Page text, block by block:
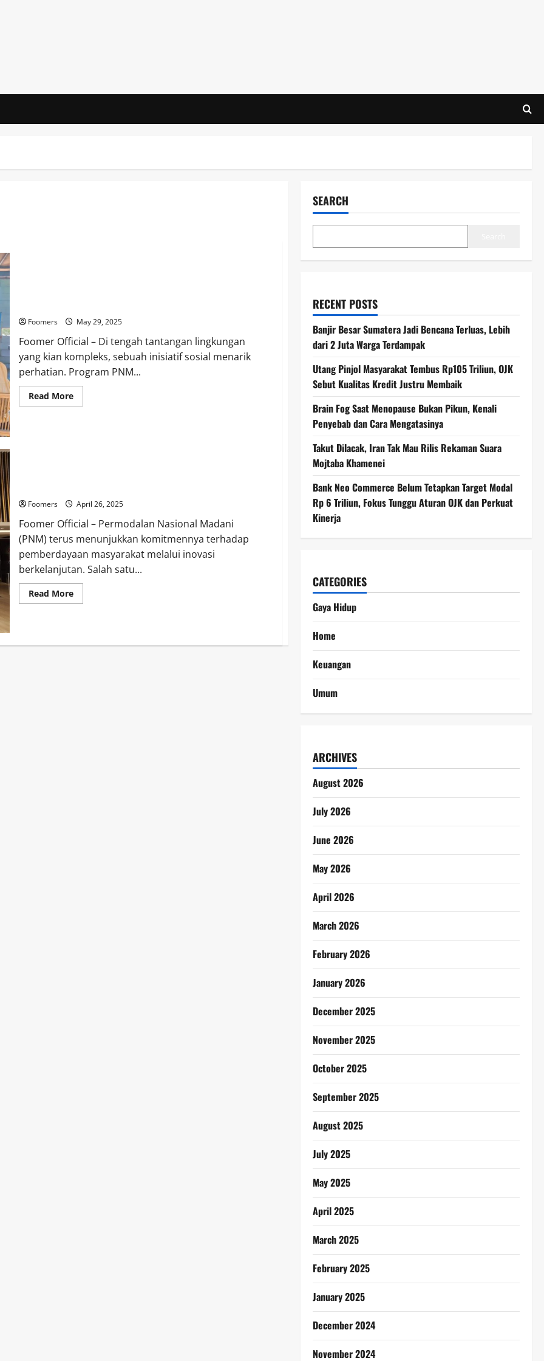
Foomers May 29, 2025
Foomer Official – Di tengah tantangan lingkungan
yang kian kompleks, sebuah inisiatif sosial menarik
perhatian. Program PNM...
Read MoreRead
more
Foomers April 26, 2025
Foomer Official – Permodalan Nasional Madani
(PNM) terus menunjukkan komitmennya terhadap
pemberdayaan masyarakat melalui inovasi
berkelanjutan. Salah satu...
Read MoreRead
more
Pintar,
SEARCH
RECENT POSTS
Banjir Besar Sumatera Jadi Bencana Terluas, Lebih
dari 2 Juta Warga Terdampak
Utang Pinjol Masyarakat Tembus Rp105 Triliun, OJK
Sebut Kualitas Kredit Justru Membaik
Brain Fog Saat Menopause Bukan Pikun, Kenali
Penyebab dan Cara Mengatasinya
Takut Dilacak, Iran Tak Mau Rilis Rekaman Suara
Mojtaba Khamenei
Bank Neo Commerce Belum Tetapkan Target Modal
Rp 6 Triliun, Fokus Tunggu Aturan OJK dan Perkuat
Kinerja
CATEGORIES
Gaya Hidup
Home
Keuangan
Umum
ARCHIVES
August 2026
July 2026
June 2026
May 2026
April 2026
March 2026
February 2026
January 2026
December 2025
November 2025
October 2025
September 2025
August 2025
July 2025
May 2025
April 2025
March 2025
February 2025
January 2025
December 2024
November 2024